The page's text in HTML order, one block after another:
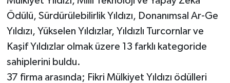
Ödülü, Sürdürülebilirlik Yıldızı, Donanımsal Ar-Ge
Yıldızı, Yükselen Yıldızlar, Yıldızlı Turcornlar ve
Kaşif Yıldızlar olmak üzere 13 farklı kategoride
sahiplerini buldu.
37 firma arasında; Fikri Mülkiyet Yıldızı ödülleri